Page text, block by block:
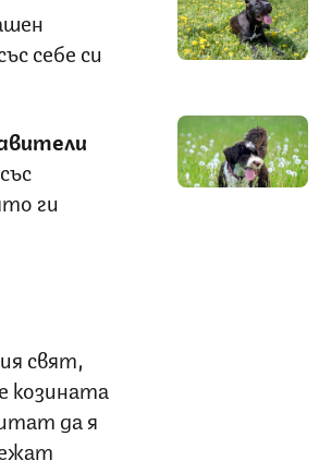
себе си
ги
свят,
козината
да я